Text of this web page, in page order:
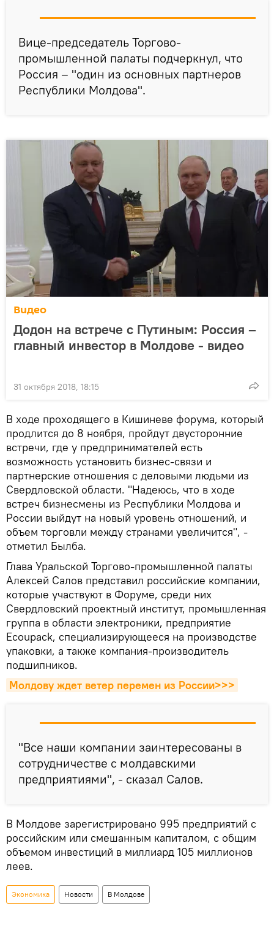
Вице-председатель Торгово-
промышленной палаты подчеркнул, что
Россия – "один из основных партнеров
Республики Молдова".
Видео
Додон на встрече с Путиным: Россия –
главный инвестор в Молдове - видео
31 октября 2018, 18:15
В ходе проходящего в Кишиневе форума, который
продлится до 8 ноября, пройдут двусторонние
встречи, где у предпринимателей есть
возможность установить бизнес-связи и
партнерские отношения с деловыми людьми из
Свердловской области. "Надеюсь, что в ходе
встреч бизнесмены из Республики Молдова и
России выйдут на новый уровень отношений, и
объем торговли между странами увеличится", -
отметил Былба.
Глава Уральской Торгово-промышленной палаты
Алексей Салов представил российские компании,
которые участвуют в Форуме, среди них
Свердловский проектный институт, промышленная
группа в области электроники, предприятие
Ecoupack, специализирующееся на производстве
упаковки, а также компания-производитель
подшипников.
Молдову ждет ветер перемен из России>>>
"Все наши компании заинтересованы в
сотрудничестве с молдавскими
предприятиями", - сказал Салов.
В Молдове зарегистрировано 995 предприятий с
российским или смешанным капиталом, с общим
объемом инвестиций в миллиард 105 миллионов
леев.
Экономика Новости В Молдове